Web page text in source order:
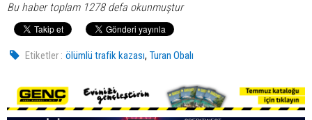
Bu haber toplam 1278 defa okunmuştur
Etiketler : ölümlü trafik kazası,Turan Obalı